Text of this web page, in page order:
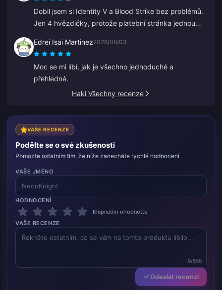
Dobil jsem si Identity V a Blood Strike bez problémů.
Jen 4 hvězdičky, protože platební stránka jednou
Skvělé ceny a výběr her!
Edrei Isai Martinez2026/08/03
Moc se mi líbí, jak je všechno jednoduché a
přehledné.
Haki Všechny recenze
VAŠE RECENZE
Podělte se o své zkušenosti
Pomozte ostatním tím, že níže zanecháte rychlé hodnocení.
VAŠE JMÉNO
HODNOCENÍ
Klepnutím ohodnoťte
VAŠE RECENZE
0/500
Odeslat recenzi